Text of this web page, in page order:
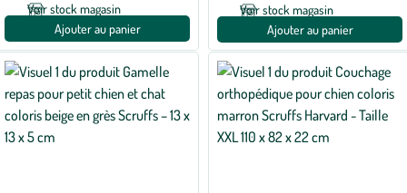
Voir stock magasin
Ajouter au panier
Voir stock magasin
Ajouter au panier